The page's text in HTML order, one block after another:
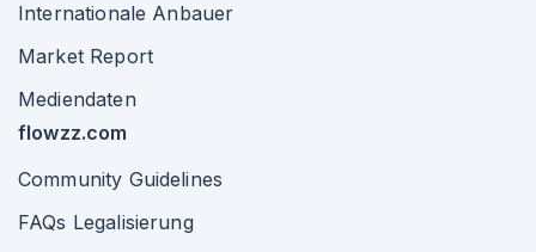
Internationale Anbauer
Market Report
Mediendaten
flowzz.com
Community Guidelines
FAQs Legalisierung